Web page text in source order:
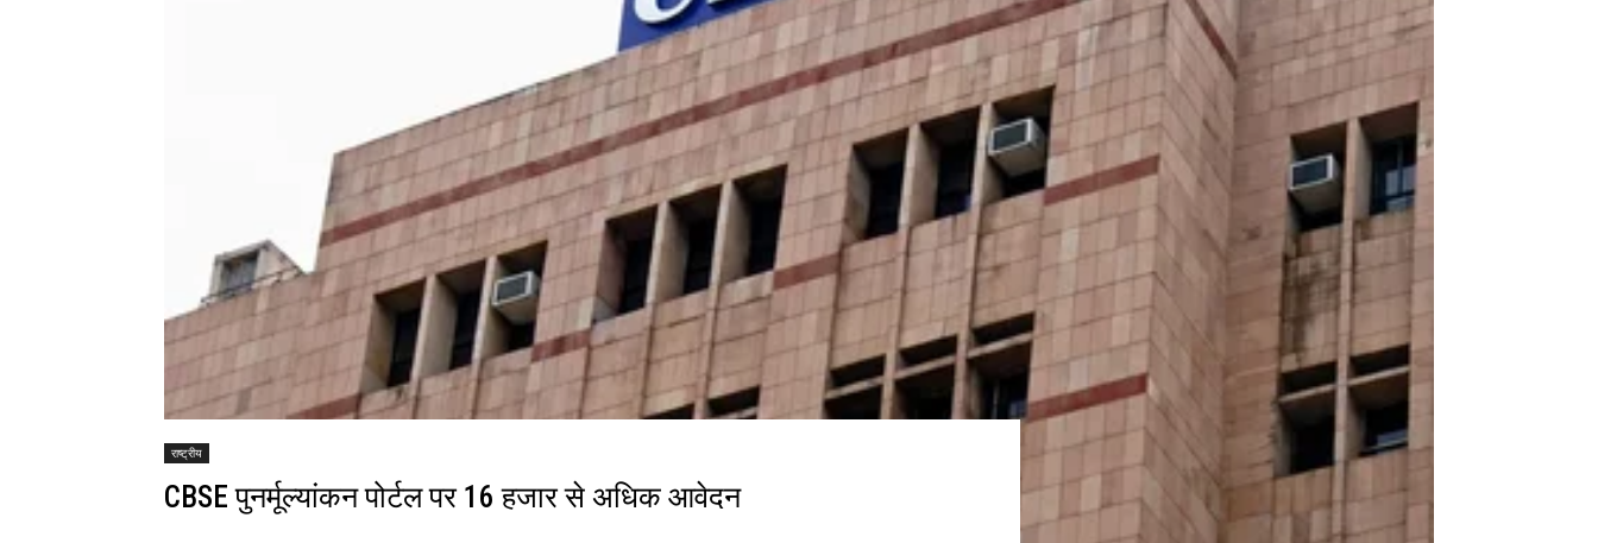
राष्ट्रीय
CBSE पुनर्मूल्यांकन पोर्टल पर 16 हजार से अधिक आवेदन